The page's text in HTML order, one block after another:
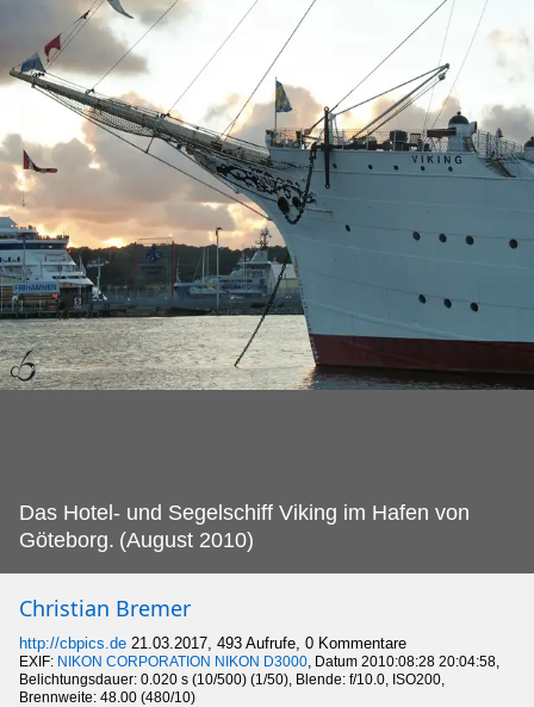
Das Hotel- und Segelschiff Viking im Hafen von
Göteborg. (August 2010)
Christian Bremer
http://cbpics.de 21.03.2017, 493 Aufrufe, 0 Kommentare
EXIF: NIKON CORPORATION NIKON D3000, Datum 2010:08:28 20:04:58,
Belichtungsdauer: 0.020 s (10/500) (1/50), Blende: f/10.0, ISO200,
Brennweite: 48.00 (480/10)